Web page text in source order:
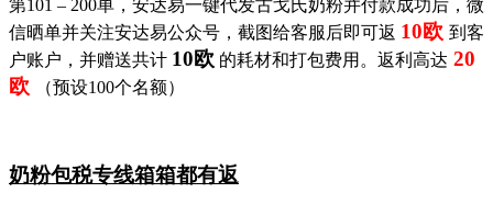
第101 – 200单，安达易一键代发古戈氏奶粉并付款成功后，微
信晒单并关注安达易公众号，截图给客服后即可返 10欧 到客
户账户，并赠送共计 10欧 的耗材和打包费用。返利高达 20
欧
（预设100个名额）
奶粉包税专线箱箱都有返